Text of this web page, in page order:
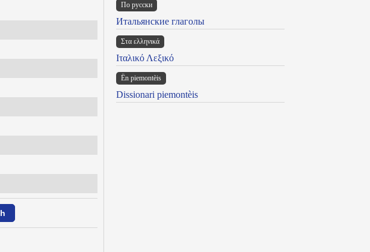
По русски
Итальянские глаголы
Στα ελληνικά
Ιταλικό Λεξικό
Ën piemontèis
Dissionari piemontèis